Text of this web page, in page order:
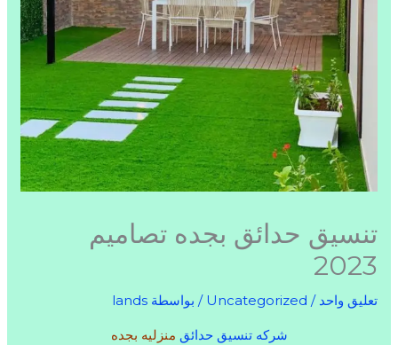
تنسيق حدائق بجده تصاميم
2023
تعليق واحد /
Uncategorized / بواسطة lands
شركه تنسيق حدائق منزليه بجده